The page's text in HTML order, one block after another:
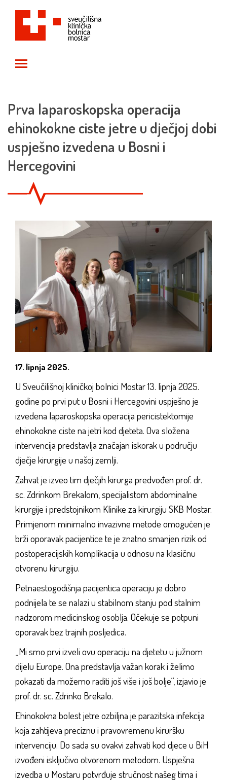
Prva laparoskopska operacija
ehinokokne ciste jetre u dječjoj dobi
uspješno izvedena u Bosni i
Hercegovini
17. lipnja 2025.
U Sveučilišnoj kliničkoj bolnici Mostar 13. lipnja 2025.
godine po prvi put u Bosni i Hercegovini uspješno je
izvedena laparoskopska operacija pericistektomije
ehinokokne ciste na jetri kod djeteta. Ova složena
intervencija predstavlja značajan iskorak u području
dječje kirurgije u našoj zemlji.
Zahvat je izveo tim dječjih kirurga predvođen prof. dr.
sc. Zdrinkom Brekalom, specijalistom abdominalne
kirurgije i predstojnikom Klinike za kirurgiju SKB Mostar.
Primjenom minimalno invazivne metode omogućen je
brži oporavak pacijentice te je znatno smanjen rizik od
postoperacijskih komplikacija u odnosu na klasičnu
otvorenu kirurgiju.
Petnaestogodišnja pacijentica operaciju je dobro
podnijela te se nalazi u stabilnom stanju pod stalnim
nadzorom medicinskog osoblja. Očekuje se potpuni
oporavak bez trajnih posljedica.
„Mi smo prvi izveli ovu operaciju na djetetu u južnom
dijelu Europe. Ona predstavlja važan korak i želimo
pokazati da možemo raditi još više i još bolje“, izjavio je
prof. dr. sc. Zdrinko Brekalo.
Ehinokokna bolest jetre ozbiljna je parazitska infekcija
koja zahtijeva preciznu i pravovremenu kiruršku
intervenciju. Do sada su ovakvi zahvati kod djece u BiH
izvođeni isključivo otvorenom metodom. Uspješna
izvedba u Mostaru potvrđuje stručnost našeg tima i